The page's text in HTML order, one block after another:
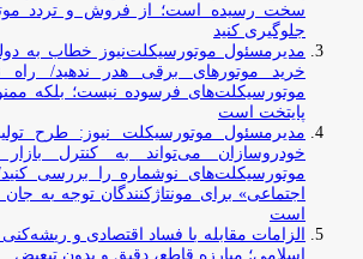
سخت رسیده است؛ از فروش و تردد
جلوگیری کنید
مدیرمسئول موتورسیکلت‌نیوز خطاب به
خرید موتورهای برقی هدر ندهید/ راه
موتورسیکلت‌های فرسوده نیست؛ بلکه
پایتخت است
مدیرمسئول موتورسیکلت نیوز: طرح
خودروسازان می‌تواند به کنترل
موتورسیکلت‌های نوشماره را بررسی
اجتماعی» برای مونتاژکنندگان توجه به
است
الزامات مقابله با فساد اقتصادی و
اسلامی؛ مبارزه قاطع، دقیق و بدون تبعیض